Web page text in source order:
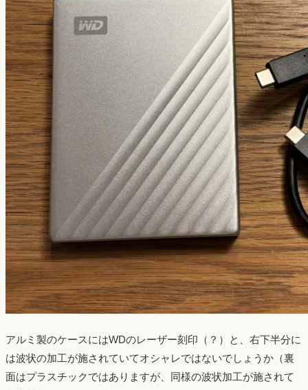
アルミ製のケースにはWDのレーザー刻印（？）と、右下半分に
は波状の加工が施されていてオシャレではないでしょうか（裏
面はプラスチックではありますが、同様の波状加工が施されて